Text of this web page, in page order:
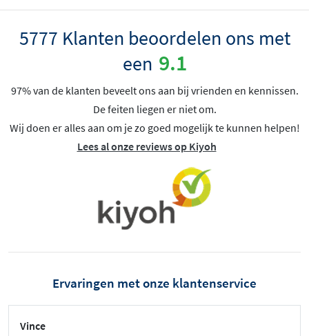
5777 Klanten beoordelen ons met
een 9.1
97% van de klanten beveelt ons aan bij vrienden en kennissen.
De feiten liegen er niet om.
Wij doen er alles aan om je zo goed mogelijk te kunnen helpen!
Lees al onze reviews op Kiyoh
Ervaringen met onze klantenservice
Vince